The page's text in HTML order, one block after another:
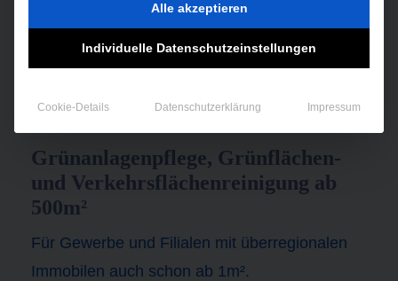
WINTERDIENST
AB 500M²
Grünanlagenpflege, Grünflächen-
und Verkehrsflächenreinigung ab
500m²
Für Gewerbe und Filialen mit überregionalen
Immobilen auch schon ab 1m².
Alle akzeptieren
Individuelle Datenschutzeinstellungen
Cookie-Details Datenschutzerklärung Impressum